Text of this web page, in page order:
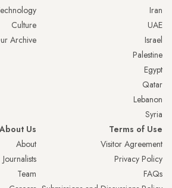
Iran
UAE
Israel
Palestine
Egypt
Qatar
Lebanon
Syria
Culture
Archive
Terms of Use
Visitor Agreement
Privacy Policy
FAQs
Us
About
Journalists
Team